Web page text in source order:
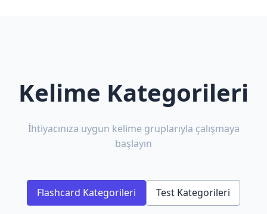
Kelime Kategorileri
İhtiyacınıza uygun kelime gruplarıyla çalışmaya
başlayın
Flashcard Kategorileri Test Kategorileri